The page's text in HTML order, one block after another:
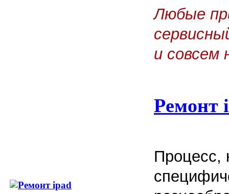
Любые
и совсем
Ремонт
Процесс,